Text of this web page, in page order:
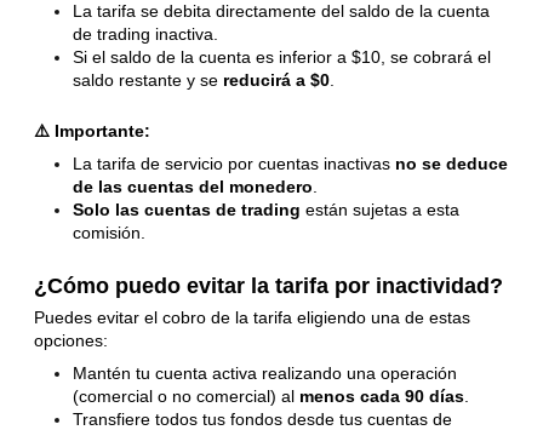
La tarifa se debita directamente del saldo de la cuenta
de trading inactiva.
Si el saldo de la cuenta es inferior a $10, se cobrará el
saldo restante y se reducirá a $0
⚠️ Importante:
La tarifa de servicio por cuentas inactivas no se deduce
de las cuentas del monedero
Solo las cuentas de trading están sujetas a esta
comisión.
¿Cómo puedo evitar la tarifa por inactividad?
Puedes evitar el cobro de la tarifa eligiendo una de estas
opciones:
Mantén tu cuenta activa realizando una operación
(comercial o no comercial) al menos cada 90 días
Transfiere todos tus fondos desde tus cuentas de